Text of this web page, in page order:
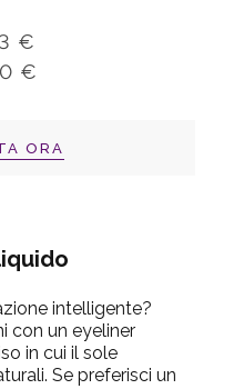
€
€
ORA
intelligente?
con un eyeliner
in cui il sole
Se preferisci un